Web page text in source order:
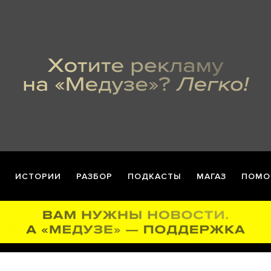
ИСТОРИИ РАЗБОР ПОДКАСТЫ МАГАЗ